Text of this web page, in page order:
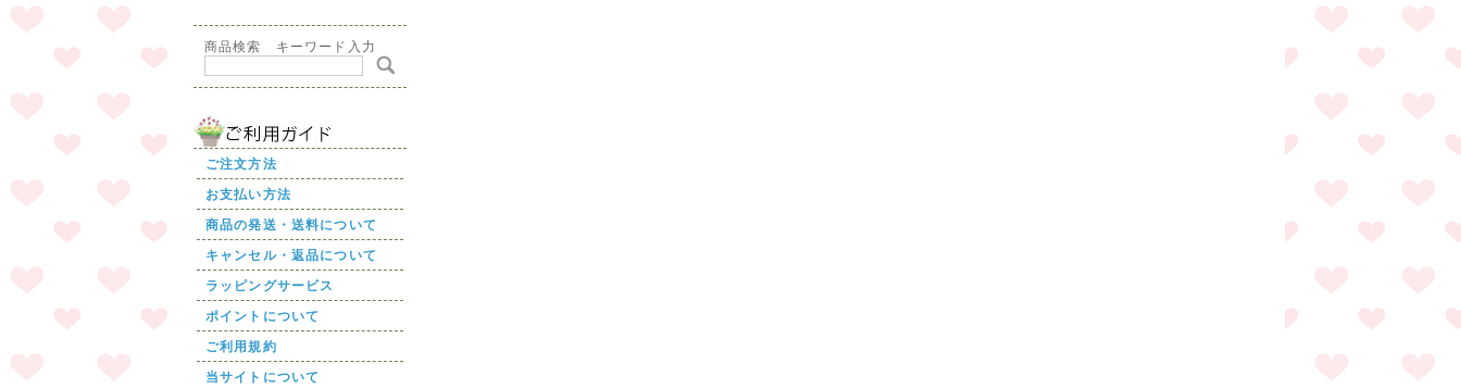
商品検索 キーワード入力
ご注文方法
お支払い方法
商品の発送・送料について
キャンセル・返品について
ラッピングサービス
ポイントについて
ご利用規約
当サイトについて